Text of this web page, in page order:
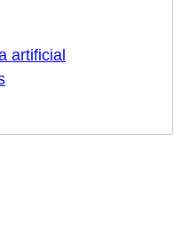
artificial